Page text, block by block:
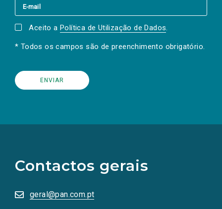
Aceito a Política de Utilização de Dados.
* Todos os campos são de preenchimento obrigatório.
Contactos gerais
geral@pan.com.pt
redes
sociais
numa
nova